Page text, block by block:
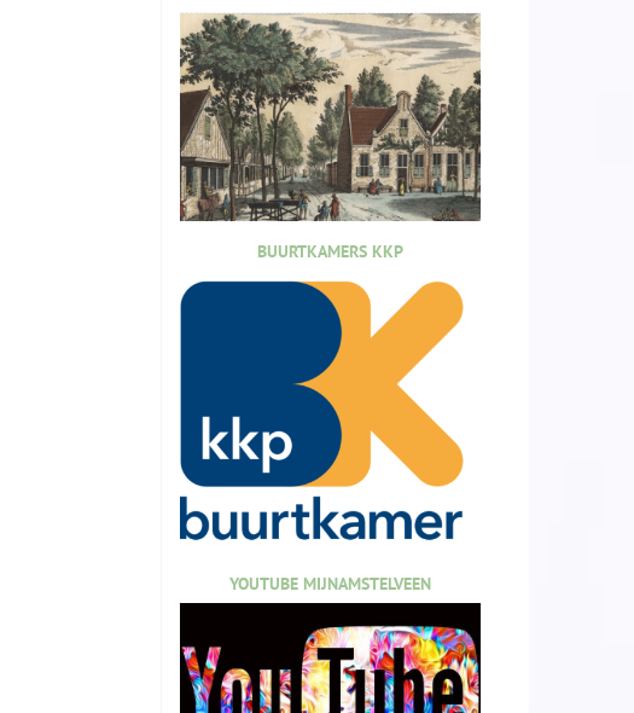
BUURTKAMERS KKP
YOUTUBE MIJNAMSTELVEEN